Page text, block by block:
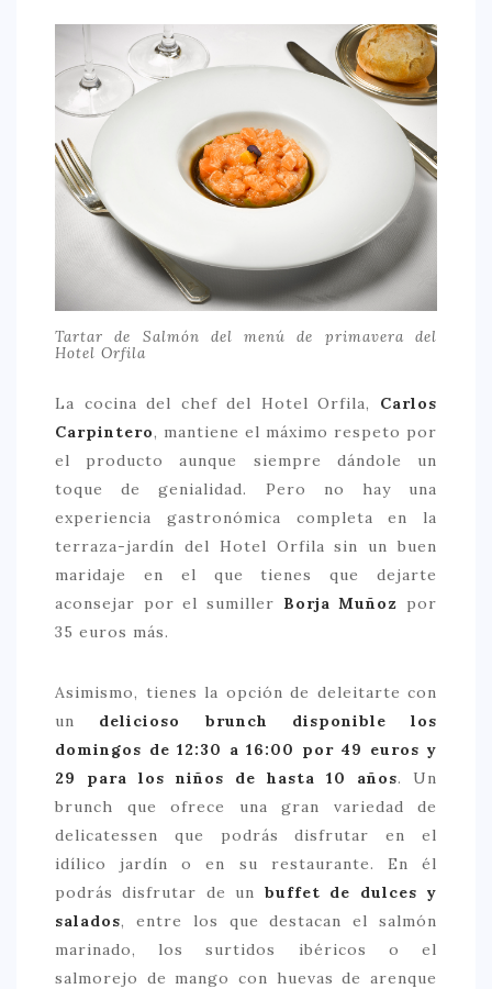
Tartar de Salmón del menú de primavera del
Hotel Orfila
La cocina del chef del Hotel Orfila, Carlos
Carpintero, mantiene el máximo respeto por
el producto aunque siempre dándole un
toque de genialidad. Pero no hay una
experiencia gastronómica completa en la
terraza-jardín del Hotel Orfila sin un buen
maridaje en el que tienes que dejarte
aconsejar por el sumiller Borja Muñoz por
35 euros más.
Asimismo, tienes la opción de deleitarte con
un delicioso brunch
disponible los
domingos de 12:30 a 16:00 por 49 euros y
29 para los niños de hasta 10 años. Un
brunch que ofrece una gran variedad de
delicatessen que podrás disfrutar en el
idílico jardín o en su restaurante. En él
podrás disfrutar de un buffet de dulces y
salados, entre los que destacan el salmón
marinado, los surtidos ibéricos o el
salmorejo de mango con huevas de arenque